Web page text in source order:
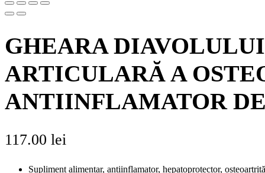
GHEARA
ARTICULARĂ A
ANTIINFLAMATOR
117.00 lei
Supliment alimentar, antiinflamator, hepatoprotector,